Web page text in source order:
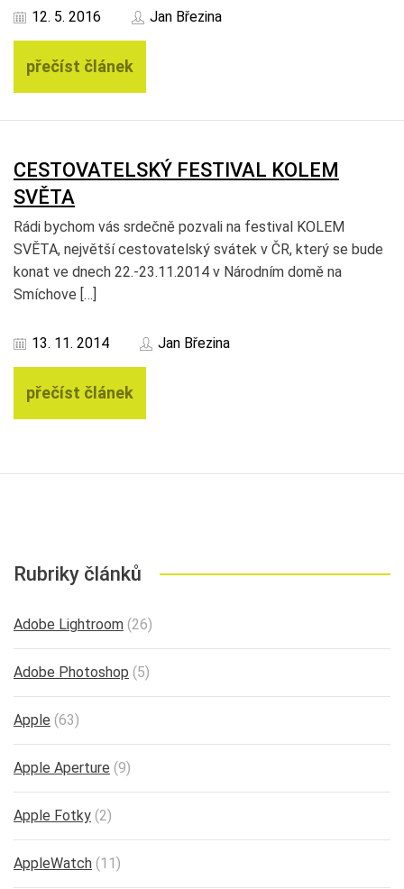
12. 5. 2016 Jan Březina
přečíst článek
CESTOVATELSKÝ FESTIVAL KOLEM
SVĚTA
Rádi bychom vás srdečně pozvali na festival KOLEM
SVĚTA, největší cestovatelský svátek v ČR, který se bude
konat ve dnech 22.-23.11.2014 v Národním domě na
Smíchove […]
13. 11. 2014 Jan Březina
přečíst článek
Rubriky článků
Adobe Lightroom (26)
Adobe Photoshop (5)
Apple (63)
Apple Aperture (9)
Apple Fotky (2)
AppleWatch (11)